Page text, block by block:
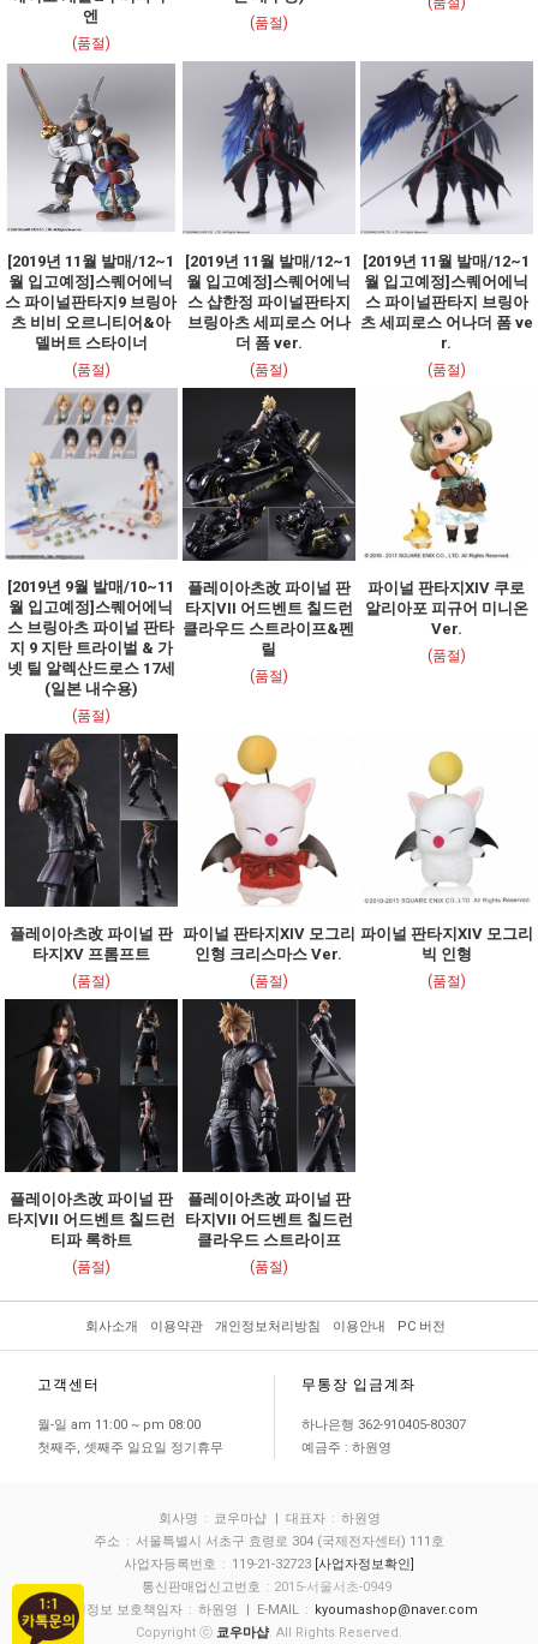
엔
(품절)
(품절)
[2019년 11월 발매/12~1
월 입고예정]스퀘어에닉
스 파이널판타지9 브링아
츠 비비 오르니티어&아
델버트 스타이너
(품절)
[2019년 11월 발매/12~1
월 입고예정]스퀘어에닉
스 샵한정 파이널판타지
브링아츠 세피로스 어나
더 폼 ver.
(품절)
[2019년 11월 발매/12~1
월 입고예정]스퀘어에닉
스 파이널판타지 브링아
츠 세피로스 어나더 폼 ve
r.
(품절)
[2019년 9월 발매/10~11
월 입고예정]스퀘어에닉
스 브링아츠 파이널 판타
지 9 지탄 트라이벌 & 가
넷 틸 알렉산드로스 17세
(일본 내수용)
(품절)
플레이아츠改 파이널 판
타지VII 어드벤트 칠드런
클라우드 스트라이프&펜
릴
(품절)
파이널 판타지XIV 쿠로
알리아포 피규어 미니온
Ver.
(품절)
플레이아츠改 파이널 판
타지XV 프롬프트
(품절)
파이널 판타지XIV 모그리
인형 크리스마스 Ver.
(품절)
파이널 판타지XIV 모그리
빅 인형
(품절)
플레이아츠改 파이널 판
타지VII 어드벤트 칠드런
티파 록하트
(품절)
플레이아츠改 파이널 판
타지VII 어드벤트 칠드런
클라우드 스트라이프
(품절)
회사소개 이용약관 개인정보처리방침 이용안내 PC 버전
고객센터
월-일 am 11:00 ~ pm 08:00
첫째주, 셋째주 일요일 정기휴무
무통장 입금계좌
하나은행 362-910405-80307
예금주 : 하원영
회사명 : 쿄우마샵 | 대표자 : 하원영
주소 : 서울특별시 서초구 효령로 304 (국제전자센터) 111호
사업자등록번호 : 119-21-32723 [사업자정보확인]
통신판매업신고번호 : 2015-서울서초-0949
개인정보 보호책임자 : 하원영 | E-MAIL : kyoumashop@naver.com
Copyright ⓒ 쿄우마샵. All Rights Reserved.